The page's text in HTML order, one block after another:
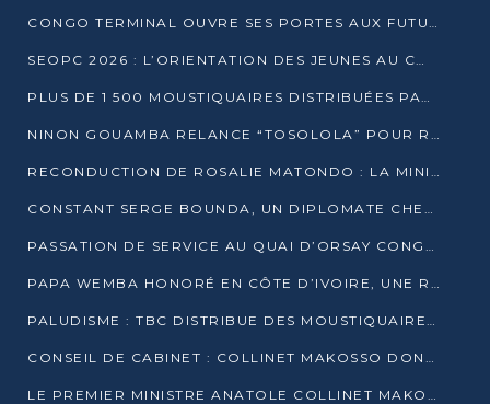
CONGO TERMINAL OUVRE SES PORTES AUX FUTURS INGÉNIEURS AU FORUM DES MÉTIERS D’UCAC-ICAM
SEOPC 2026 : L’ORIENTATION DES JEUNES AU CŒUR DE LA DEUXIÈME ÉDITION
PLUS DE 1 500 MOUSTIQUAIRES DISTRIBUÉES PAR AGL ET CONGO TERMINAL DANS LA LUTTE CONTRE LE PALUDISME
NINON GOUAMBA RELANCE “TOSOLOLA” POUR RENFORCER LE DIALOGUE AVEC LES CITOYENS
RECONDUCTION DE ROSALIE MATONDO : LA MINISTRE PROMET D’ACCÉLÉRER LE TRAITEMENT DES DOSSIERS ET DE RELEVER DE NOUVEAUX DÉFIS
CONSTANT SERGE BOUNDA, UN DIPLOMATE CHEVRONNÉ AUX COMMANDES DES AFFAIRES ÉTRANGÈRES
PASSATION DE SERVICE AU QUAI D’ORSAY CONGOLAIS : GAKOSSO PASSE LE FLAMBEAU À BOUNDA
PAPA WEMBA HONORÉ EN CÔTE D’IVOIRE, UNE RUE PORTE DÉSORMAIS SON NOM
PALUDISME : TBC DISTRIBUE DES MOUSTIQUAIRES DANS DEUX CSI DE BRAZZAVILLE
CONSEIL DE CABINET : COLLINET MAKOSSO DONNE SES DERNIÈRES ORIENTATIONS
LE PREMIER MINISTRE ANATOLE COLLINET MAKOSSO DÉMISSIONNE AVEC SON GOUVERNEMENT